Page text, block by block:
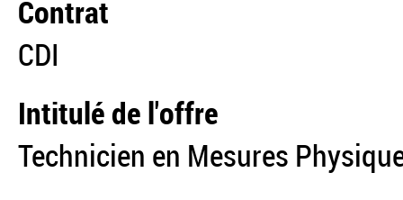
Contrat
CDI
Intitulé de l'offre
Technicien en Mesures